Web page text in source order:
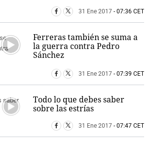
31 Ene 2017 - 07:36 CET
Ferreras también se suma a
la guerra contra Pedro
Sánchez
31 Ene 2017 - 07:39 CET
Todo lo que debes saber
sobre las estrías
31 Ene 2017 - 07:47 CET